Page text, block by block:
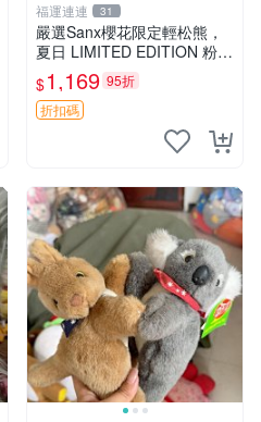
福運連連 31
嚴選Sanx櫻花限定輕松熊，
夏日 LIMITED EDITION 粉色
毛絨熊，背有拉鏈設計，肚內
填充豆袋，精致工藝呈現，狀
態如新，適合收藏與送人 櫻
$1,169 95折
折扣碼